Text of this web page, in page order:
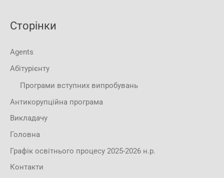
Сторінки
Agents
Абітурієнту
Програми вступних випробувань
Антикорупційна програма
Викладачу
Головна
Графік освітнього процесу 2025-2026 н.р.
Контакти